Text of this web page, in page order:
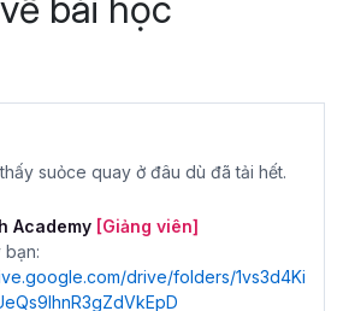
bài học
suỏce quay ở đâu dù đã tải hết.
Academy [Giảng viên]
bạn:
drive/folders/1vs3d4Ki